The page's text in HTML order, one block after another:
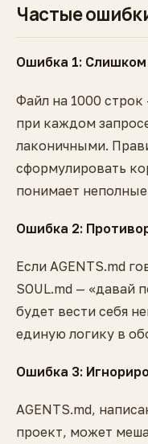
Частые
Ошибка 1: Слишком
Файл на 1000
при каждом
лаконичными.
сформулировать
понимает
Ошибка 2:
Если AGENTS.md
SOUL.md — «давай
будет вести себя
единую логику в
Ошибка 3:
AGENTS.md,
проект, может